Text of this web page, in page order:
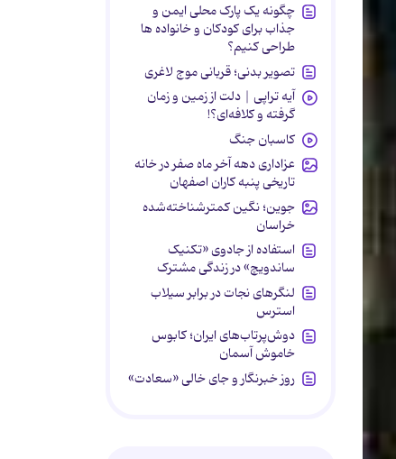
چگونه یک پارک محلی ایمن و
جذاب برای کودکان و خانواده ها
طراحی کنیم؟
تصویر بدنی؛ قربانی موج لاغری
آیه تراپی | دلت از زمین و زمان
گرفته و کلافه‌ای؟!
کاسبان جنگ
عزاداری دهه آخر ماه صفر در خانه
تاریخی پنبه کاران اصفهان
جوین؛ نگین کمترشناخته‌شده
خراسان
استفاده از جادوی «تکنیک
ساندویچ» در زندگی مشترک
لنگرهای نجات در برابر سیلاب
استرس
دوش‌پرتاب‌های ایران؛ کابوس
خاموش آسمان
روز خبرنگار و جای خالی «سعادت»